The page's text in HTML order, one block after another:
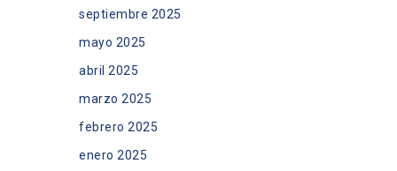
septiembre 2025
mayo 2025
abril 2025
marzo 2025
febrero 2025
enero 2025